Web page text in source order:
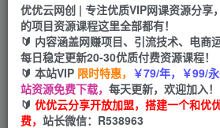
云币9.9云币
会员免费
立即购买
您当前未登录！建议登陆
优优云网创 | 专注优质VIP网课资源分享
的项目资源课程这里全部都有！
🔰 内容涵盖网赚项目、引流技术、电商
每日稳定更新20-30优质付费资源课程！
🔰 本站VIP 限时特惠， ￥79/年，￥99/
站资源免费下载， 每天更新，欢迎加入！
🔰 优优云分享开放加盟，搭建一个和优
费， 站长微信：R538963